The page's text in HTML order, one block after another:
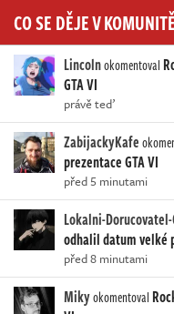
CO SE DĚJE V KOMUNITĚ
Lincolnokomentoval
GTA VI
právě teď
ZabijackyKafe
prezentace GTA VI
před 5 minutami
Lokalni-
odhalil datum velké
před 8 minutami
Mikyokomentoval